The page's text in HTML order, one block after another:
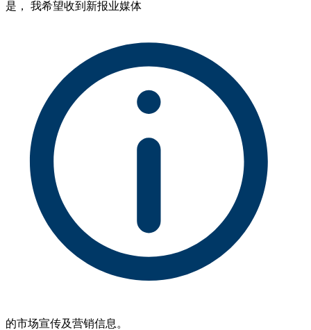
是， 我希望收到新报业媒体
的市场宣传及营销信息。